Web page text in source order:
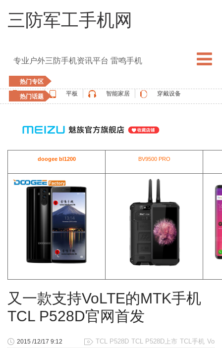
三防军工手机网
专业户外三防手机资讯平台 雷鸣手机
热门专区
手机
平板 智能家居 穿戴设备
热门话题
vernee
doogee bl1200 BV9500 PRO
又一款支持VoLTE的MTK手机
TCL P528D官网首发
TCL P528D TCL P528D上市 TCL手机 Vo
2015 /12/17 9:12